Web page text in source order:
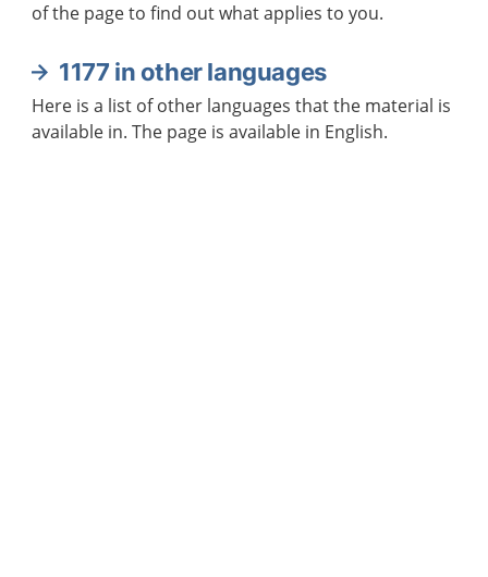
of the page to find out what applies to you.
1177 in other languages
Here is a list of other languages that the material is
available in. The page is available in English.